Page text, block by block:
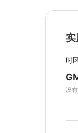
时
没